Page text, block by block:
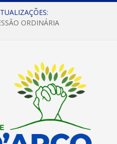
ORDINÁRIA